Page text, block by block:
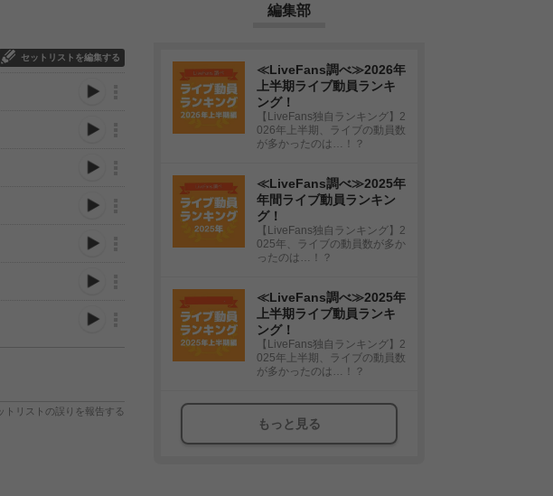
セットリストを編集する
トリストの誤りを報告する
編集部
≪LiveFans調べ≫2026年
上半期ライブ動員ランキ
ング！
【LiveFans独自ランキング】2
026年上半期、ライブの動員数
が多かったのは…！？
≪LiveFans調べ≫2025年
年間ライブ動員ランキン
グ！
【LiveFans独自ランキング】2
025年、ライブの動員数が多か
ったのは…！？
≪LiveFans調べ≫2025年
上半期ライブ動員ランキ
ング！
【LiveFans独自ランキング】2
025年上半期、ライブの動員数
が多かったのは…！？
もっと見る